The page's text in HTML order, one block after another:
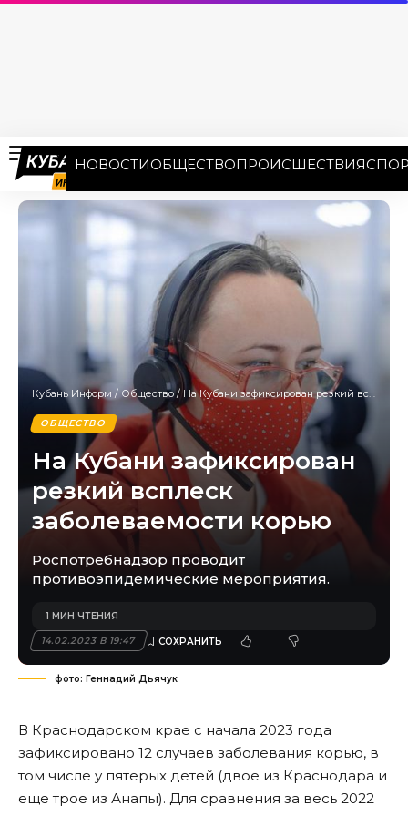
НОВОСТИОБЩЕСТВОПРОИСШЕСТВИЯ
Кубань Информ / Общество/На Кубани зафиксирован резкий всплеск заболеваемости корью
ОБЩЕСТВО
На Кубани зафиксирован
резкий всплеск
заболеваемости корью
Роспотребнадзор проводит
противоэпидемические мероприятия.
14.02.2023 В 19:47
1 МИН ЧТЕНИЯ
фото: Геннадий Дьячук
В Краснодарском крае с начала 2023 года
зафиксировано 12 случаев заболевания корью, в
том числе у пятерых детей (двое из Краснодара и
еще трое из Анапы). Для сравнения за весь 2022